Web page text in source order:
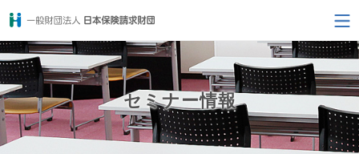
セミナー情報